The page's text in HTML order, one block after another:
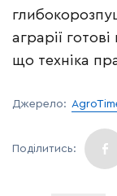
аграрії
що техніка
Джерело: